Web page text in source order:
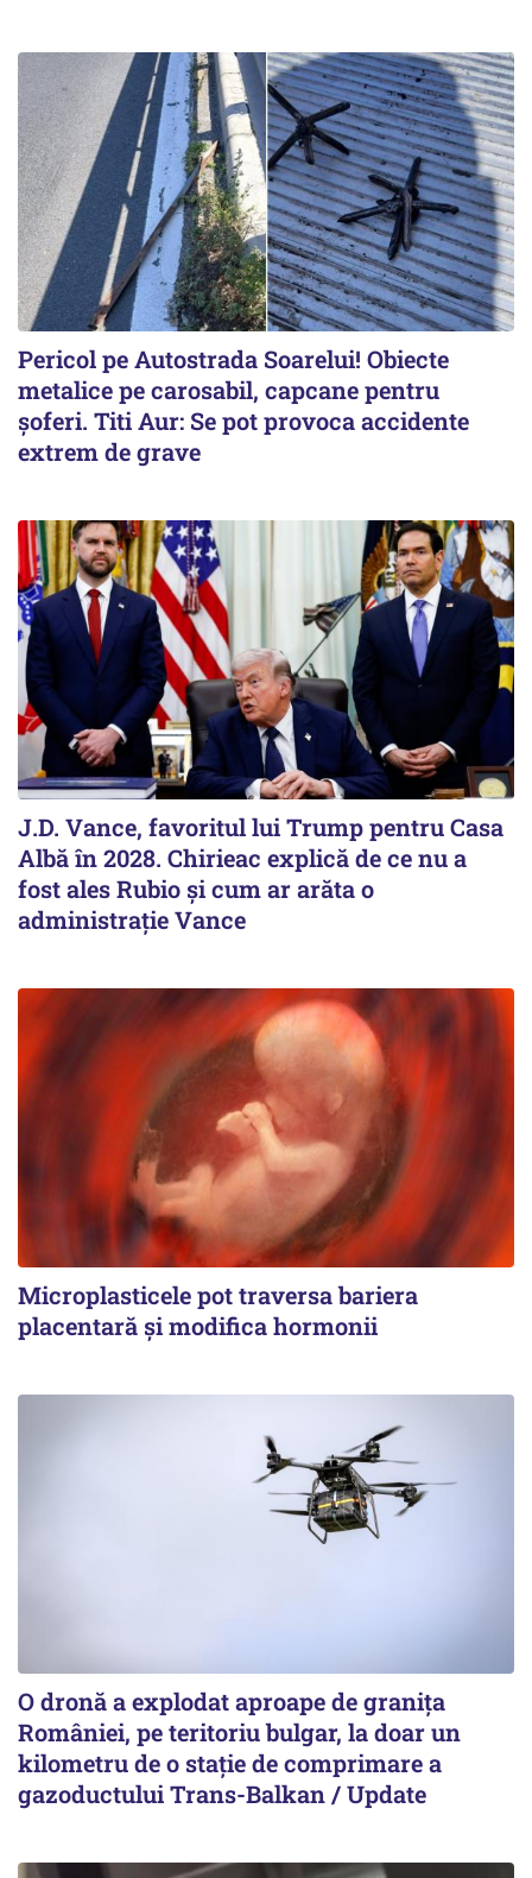
Pericol pe Autostrada Soarelui! Obiecte
metalice pe carosabil, capcane pentru
șoferi. Titi Aur: Se pot provoca accidente
extrem de grave
J.D. Vance, favoritul lui Trump pentru Casa
Albă în 2028. Chirieac explică de ce nu a
fost ales Rubio și cum ar arăta o
administrație Vance
Microplasticele pot traversa bariera
placentară și modifica hormonii
O dronă a explodat aproape de granița
României, pe teritoriu bulgar, la doar un
kilometru de o stație de comprimare a
gazoductului Trans-Balkan / Update